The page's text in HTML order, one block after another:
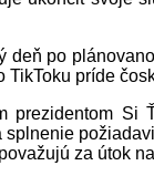
po
príde
Si
za útok